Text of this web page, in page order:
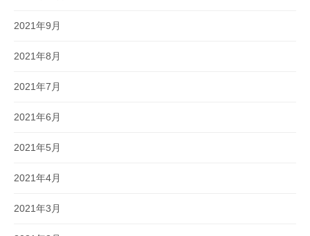
2021年9月
2021年8月
2021年7月
2021年6月
2021年5月
2021年4月
2021年3月